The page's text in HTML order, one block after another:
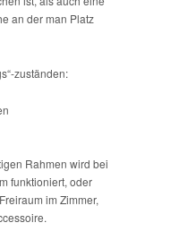
an der man Platz
zuständen:
Rahmen wird bei
funktioniert, oder
im Zimmer,